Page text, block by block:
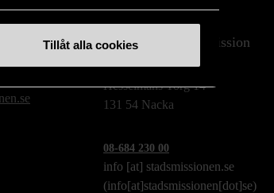
Tillåt alla cookiesStockholms Stadsmission
Huvudkontor:
Hesselmans Torg 14
131 54 Nacka
08-684 230 00
info [at] stadsmissionen.se
(info[at]stadsmissionen[dot]se)